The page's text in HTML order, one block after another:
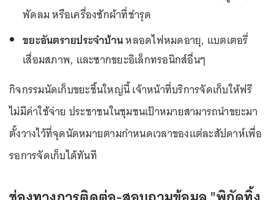
พัดลม หรือเครื่องซักผ้าที่ชำรุด
ขยะอันตรายประจำบ้านหลอดไฟหมดอายุ, แบตเตอรี่
เสื่อมสภาพ, และซากขยะอิเล็กทรอนิกส์อื่นๆ
กิจกรรมนัดเก็บขยะชิ้นใหญ่นี้ เจ้าหน้าที่บริการจัดเก็บให้ฟรี
ไม่มีค่าใช้จ่าย ประชาชนในชุมชนเป้าหมายสามารถนำขยะมา
ตั้งวางไว้ที่จุดนัดหมายตามกำหนดเวลาของแต่ละสัปดาห์เพื่อ
รอการจัดเก็บได้ทันที